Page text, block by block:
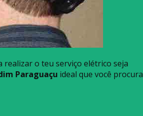
o teu serviço elétrico seja
Paraguaçu ideal que você procura